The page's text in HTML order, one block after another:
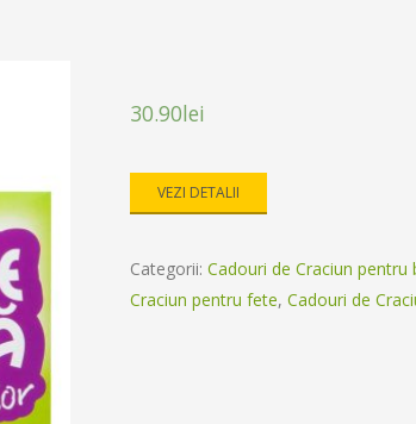
30.90lei
VEZI DETALII
Categorii:Cadouri de Craciun pentru
Craciun pentru fete,Cadouri de